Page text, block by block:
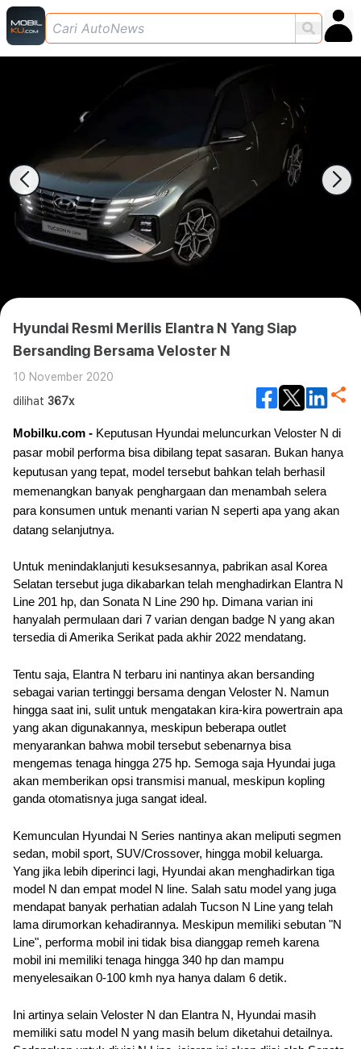
Hyundai Resmi Merilis Elantra N Yang Siap
Bersanding Bersama Veloster N
10 November 2020
dilihat 367x
Mobilku.com - Keputusan Hyundai meluncurkan Veloster N di
pasar mobil performa bisa dibilang tepat sasaran. Bukan hanya
keputusan yang tepat, model tersebut bahkan telah berhasil
memenangkan banyak penghargaan dan menambah selera
para konsumen untuk menanti varian N seperti apa yang akan
datang selanjutnya.
Untuk menindaklanjuti kesuksesannya, pabrikan asal Korea
Selatan tersebut juga dikabarkan telah menghadirkan Elantra N
Line 201 hp, dan Sonata N Line 290 hp. Dimana varian ini
hanyalah permulaan dari 7 varian dengan badge N yang akan
tersedia di Amerika Serikat pada akhir 2022 mendatang.
Tentu saja, Elantra N terbaru ini nantinya akan bersanding
sebagai varian tertinggi bersama dengan Veloster N. Namun
hingga saat ini, sulit untuk mengatakan kira-kira powertrain apa
yang akan digunakannya, meskipun beberapa outlet
menyarankan bahwa mobil tersebut sebenarnya bisa
mengemas tenaga hingga 275 hp. Semoga saja Hyundai juga
akan memberikan opsi transmisi manual, meskipun kopling
ganda otomatisnya juga sangat ideal.
Kemunculan Hyundai N Series nantinya akan meliputi segmen
sedan, mobil sport, SUV/Crossover, hingga mobil keluarga.
Yang jika lebih diperinci lagi, Hyundai akan menghadirkan tiga
model N dan empat model N line. Salah satu model yang juga
mendapat banyak perhatian adalah Tucson N Line yang telah
lama dirumorkan kehadirannya. Meskipun memiliki sebutan "N
Line", performa mobil ini tidak bisa dianggap remeh karena
mobil ini memiliki tenaga hingga 340 hp dan mampu
menyelesaikan 0-100 kmh nya hanya dalam 6 detik.
Ini artinya selain Veloster N dan Elantra N, Hyundai masih
memiliki satu model N yang masih belum diketahui detailnya.